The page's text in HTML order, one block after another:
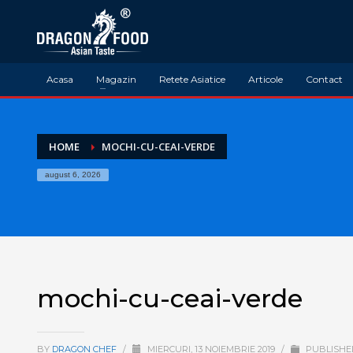
Acasa Magazin Retete Asiatice Articole Contact
HOME MOCHI-CU-CEAI-VERDE
august 6, 2026
mochi-cu-ceai-verde
BY DRAGON CHEF / MIERCURI, 13 NOIEMBRIE 2019 /